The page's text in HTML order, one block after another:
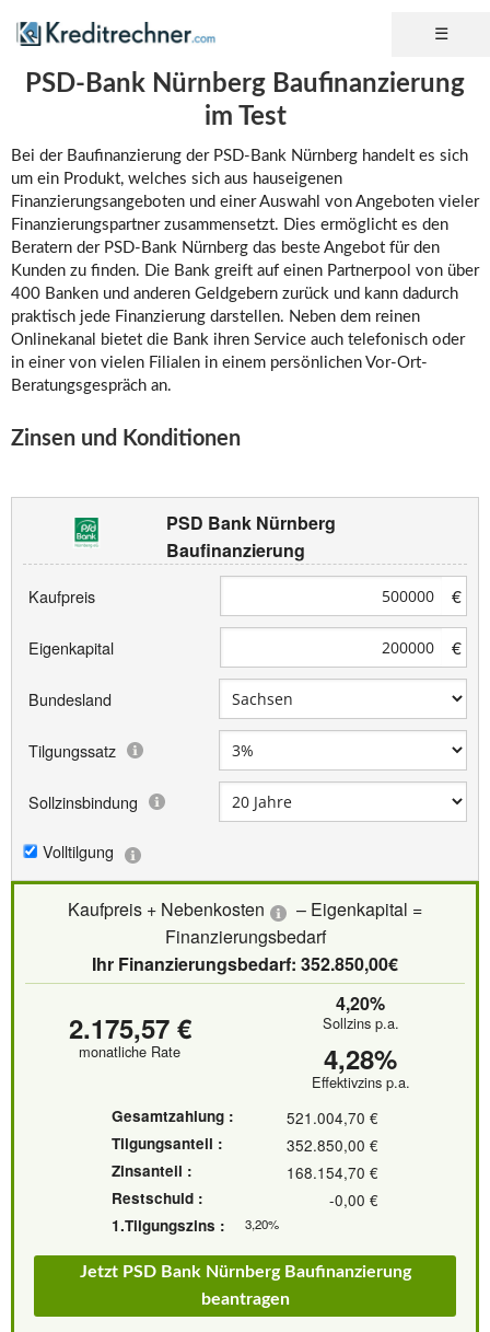
PSD-Bank Nürnberg Baufinanzierung
im Test
Bei der Baufinanzierung der PSD-Bank Nürnberg handelt es sich
um ein Produkt, welches sich aus hauseigenen
Finanzierungsangeboten und einer Auswahl von Angeboten vieler
Finanzierungspartner zusammensetzt. Dies ermöglicht es den
Beratern der PSD-Bank Nürnberg das beste Angebot für den
Kunden zu finden. Die Bank greift auf einen Partnerpool von über
400 Banken und anderen Geldgebern zurück und kann dadurch
praktisch jede Finanzierung darstellen. Neben dem reinen
Onlinekanal bietet die Bank ihren Service auch telefonisch oder
in einer von vielen Filialen in einem persönlichen Vor-Ort-
Beratungsgespräch an.
Zinsen und Konditionen
PSD Bank Nürnberg
Baufinanzierung
Kaufpreis €
Eigenkapital €
Bundesland
Tilgungssatz
Sollzinsbindung
Volltilgung
Kaufpreis + Nebenkosten
– Eigenkapital =
Finanzierungsbedarf
Ihr Finanzierungsbedarf: 352.850,00€
2.175,57 €
monatliche Rate
4,20%
Sollzins p.a.
4,28%
Effektivzins p.a.
Gesamtzahlung :
521.004,70 €
Tilgungsanteil : 352.850,00 €
Zinsanteil : 168.154,70 €
Restschuld : -0,00 €
1.Tilgungszins : 3,20%
Jetzt PSD Bank Nürnberg Baufinanzierung
beantragen